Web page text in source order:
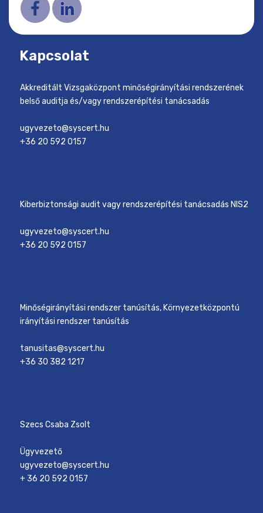
Kapcsolat
Akkreditált Vizsgaközpont minőségirányítási rendszerének
belső auditja és/vagy rendszerépítési tanácsadás
ugyvezeto@syscert.hu
+36 20 592 0157
Kiberbiztonsági audit vagy rendszerépítési tanácsadás NIS2
ugyvezeto@syscert.hu
+36 20 592 0157
Minőségirányítási rendszer tanúsítás, Környezetközpontú
irányítási rendszer tanúsítás
tanusitas@syscert.hu
+36 30 382 1217
Szecs Csaba Zsolt
Ügyvezető
ugyvezeto@syscert.hu
+ 36 20 592 0157